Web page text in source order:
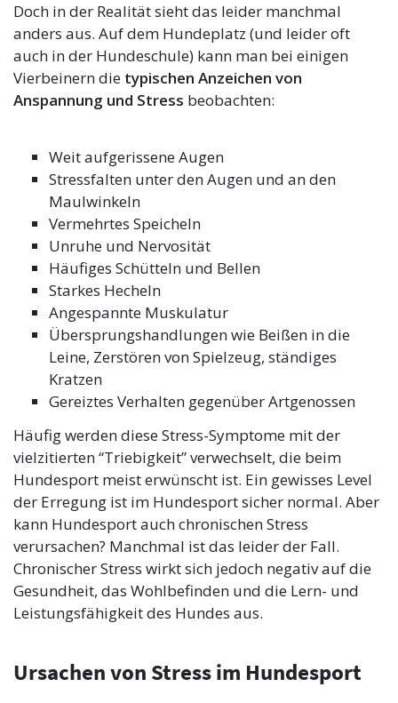
Doch in der Realität sieht das leider manchmal
anders aus. Auf dem Hundeplatz (und leider oft
auch in der Hundeschule) kann man bei einigen
Vierbeinern die typischen Anzeichen von
Anspannung und Stress beobachten:
Weit aufgerissene Augen
Stressfalten unter den Augen und an den
Maulwinkeln
Vermehrtes Speicheln
Unruhe und Nervosität
Häufiges Schütteln und Bellen
Starkes Hecheln
Angespannte Muskulatur
Übersprungshandlungen wie Beißen in die
Leine, Zerstören von Spielzeug, ständiges
Kratzen
Gereiztes Verhalten gegenüber Artgenossen
Häufig werden diese Stress-Symptome mit der
vielzitierten “Triebigkeit” verwechselt, die beim
Hundesport meist erwünscht ist. Ein gewisses Level
der Erregung ist im Hundesport sicher normal. Aber
kann Hundesport auch chronischen Stress
verursachen? Manchmal ist das leider der Fall.
Chronischer Stress wirkt sich jedoch negativ auf die
Gesundheit, das Wohlbefinden und die Lern- und
Leistungsfähigkeit des Hundes aus.
Ursachen von Stress im Hundesport